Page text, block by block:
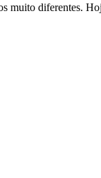
muito diferentes.